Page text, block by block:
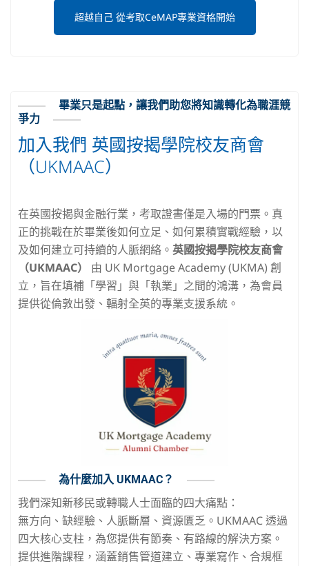
超越自己 從考取CeMAP專業資格開始
畢業只是起點，讓我們助您將知識轉化為職涯競
爭力
加入我們 英國按揭學院校友商會
（UKMAAC）
在英國按揭與金融行業，考取證書僅是入場的門票。真
正的挑戰在於畢業後如何立足、如何累積實戰經驗，以
及如何建立可持續的人脈網絡。 英國按揭學院校友商會
（UKMAAC）
由 UK Mortgage Academy (UKMA) 創
立，旨在填補「學習」與「執業」之間的鴻溝，為會員
提供從倫敦出發、輻射全英的專業支援系統。
為什麼加入 UKMAAC？
我們深知新移民或轉職人士面臨的四大痛點：
無方向、缺經驗、人脈斷層、資源匱乏。UKMAAC 透過
四大核心支柱，為您提供有節奏、有路線的解決方案。
提供進階課程，涵蓋銷售管道建立、專業寫作、合規框